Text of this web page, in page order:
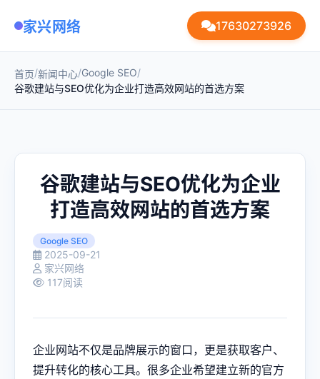
家兴网络 17630273926
首页/新闻中心/Google SEO/
谷歌建站与SEO优化为企业打造高效网站的首选方案
谷歌建站与SEO优化为企业
打造高效网站的首选方案
Google SEO
2025-09-21
家兴网络
117阅读
企业网站不仅是品牌展示的窗口，更是获取客户、
提升转化的核心工具。很多企业希望建立新的官方